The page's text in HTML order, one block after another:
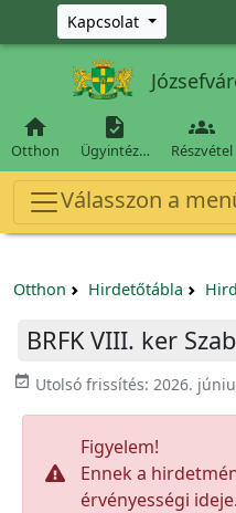
Ugrás a fő tartalomra
Kapcsolat

Otthon

Ügyintéz…

Részvétel
Válasszon a
Otthon Hirdetőtábla
BRFK VIII. ker
event_available Utolsó frissítés: 2026.
Figyelem!
Ennek a
érvényességi ideje.